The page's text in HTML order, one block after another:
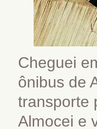
Cheguei
ônibus de
transporte
Almocei e